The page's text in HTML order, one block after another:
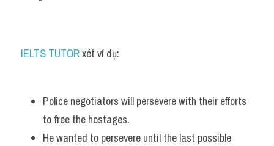
IELTS TUTOR xét ví dụ:
Police negotiators will persevere with their efforts
to free the hostages.
He wanted to persevere until the last possible